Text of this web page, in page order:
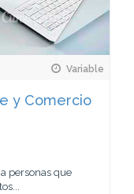
Variable
y Comercio
personas que